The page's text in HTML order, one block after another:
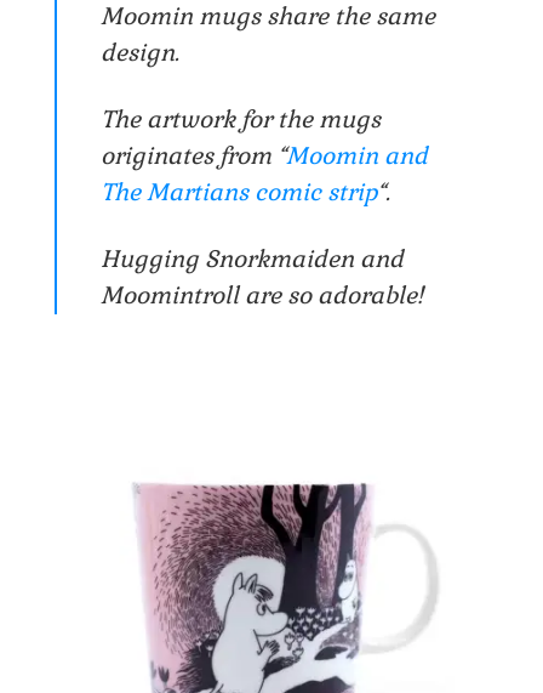
Moomin mugs share the same
design.
The artwork for the mugs
originates from “Moomin and
The Martians comic strip“.
Hugging Snorkmaiden and
Moomintroll are so adorable!